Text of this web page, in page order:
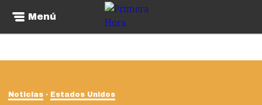
Menú
Noticias Estados Unidos